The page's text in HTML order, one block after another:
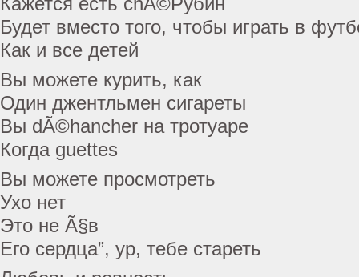
Будет вместо того, чтобы играть в
Как и все детей
Вы можете курить, как
Один джентльмен сигареты
Вы dÃ©hancher на тротуаре
Когда guettes
Вы можете просмотреть
Ухо нет
Это не Ã§в
Его сердца”, ур, тебе стареть